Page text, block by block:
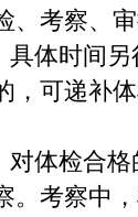
考察、审
体时间另
，可递补
体检合格
。考察中